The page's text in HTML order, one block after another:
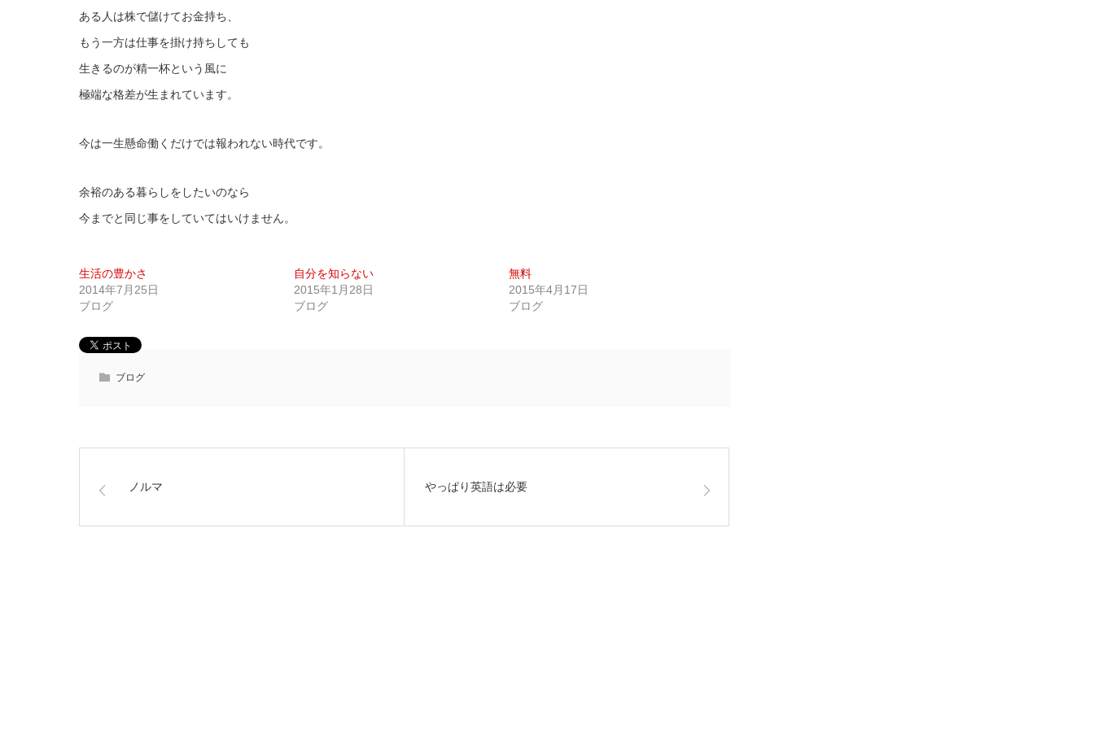
ある人は株で儲けてお金持ち、
もう一方は仕事を掛け持ちしても
生きるのが精一杯という風に
極端な格差が生まれています。
今は一生懸命働くだけでは報われない時代です。
余裕のある暮らしをしたいのなら
今までと同じ事をしていてはいけません。
生活の豊かさ
2014年7月25日
ブログ
自分を知らない
2015年1月28日
ブログ
無料
2015年4月17日
ブログ
ブログ
ノルマ やっぱり英語は必要